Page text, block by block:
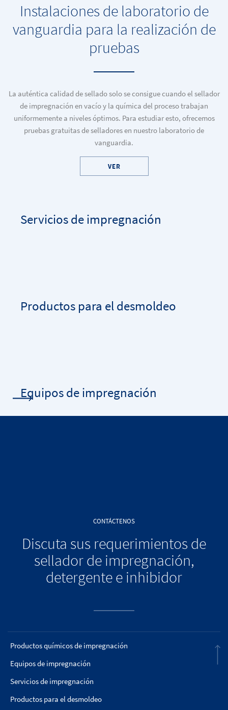
Instalaciones de laboratorio de
vanguardia para la realización de
pruebas
La auténtica calidad de sellado solo se consigue cuando el sellador
de impregnación en vacío y la química del proceso trabajan
uniformemente a niveles óptimos. Para estudiar esto, ofrecemos
pruebas gratuitas de selladores en nuestro laboratorio de
vanguardia.
VER
Servicios de impregnación
Productos para el desmoldeo
Equipos de impregnación
CONTÁCTENOS
Discuta sus requerimientos de
sellador de impregnación,
detergente e inhibidor
Productos químicos de impregnación
Equipos de impregnación
Servicios de impregnación
Productos para el desmoldeo